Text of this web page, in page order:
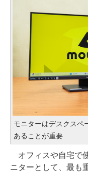
モニターはデスクスペ
あることが重要
オフィスや自宅で
ニターとして、最も